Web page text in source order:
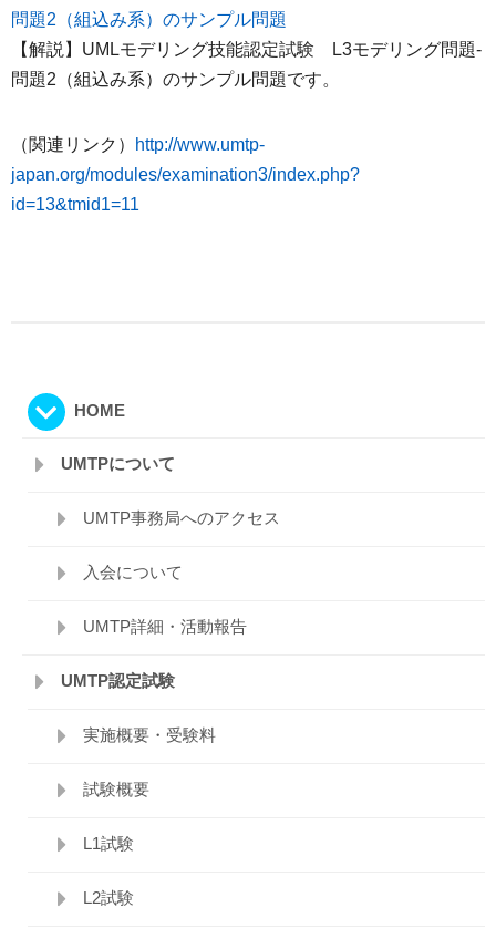
問題2（組込み系）のサンプル問題
【解説】UMLモデリング技能認定試験 L3モデリング問題-
問題2（組込み系）のサンプル問題です。
（関連リンク）
http://www.umtp-
japan.org/modules/examination3/index.php?
id=13&tmid1=11
HOME
UMTPについて
UMTP事務局へのアクセス
入会について
UMTP詳細・活動報告
UMTP認定試験
実施概要・受験料
試験概要
L1試験
L2試験